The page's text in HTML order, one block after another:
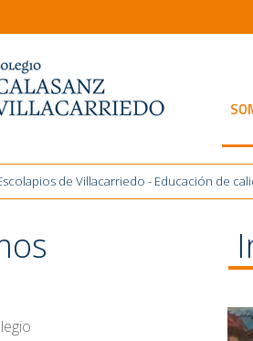
de Villacarriedo - Educación de